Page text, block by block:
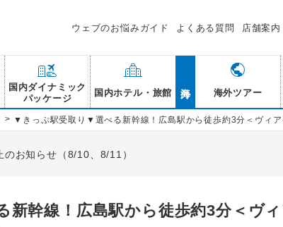
ウェブのお悩みガイド よくある質問 店舗案内
国内ダイナミック
パッケージ
国内ホテル・旅館 海外ツアー
> ▼きっぷ駅受取り▼選べる新幹線！広島駅から徒歩約3分＜ヴィ
のお知らせ（8/10、8/11）
幹線！広島駅から徒歩約3分＜ヴ